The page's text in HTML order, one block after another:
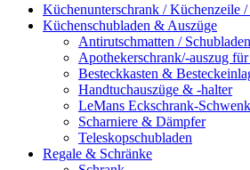
Küchenunterschrank / Küchenzeile
Küchenschubladen & Auszüge
Antirutschmatten /
Apothekerschrank/-auszug
Besteckkasten &
Handtuchauszüge & -halter
LeMans Eckschrank-
Scharniere & Dämpfer
Teleskopschubladen
Regale & Schränke